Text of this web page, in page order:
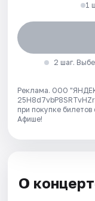
1
2 шаг.
Реклама. ООО
при покупке
Афише!
О